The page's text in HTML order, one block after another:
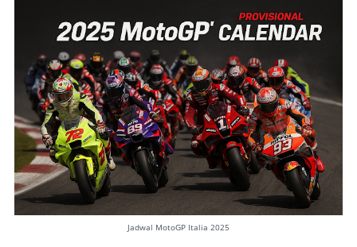
Jadwal MotoGP Italia 2025